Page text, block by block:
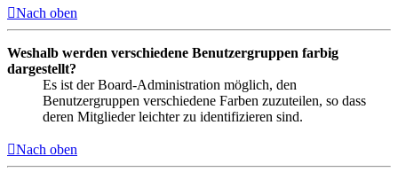
Nach oben
Weshalb werden verschiedene Benutzergruppen farbig
dargestellt?
Es ist der Board-Administration möglich, den
Benutzergruppen verschiedene Farben zuzuteilen, so dass
deren Mitglieder leichter zu identifizieren sind.
Nach oben